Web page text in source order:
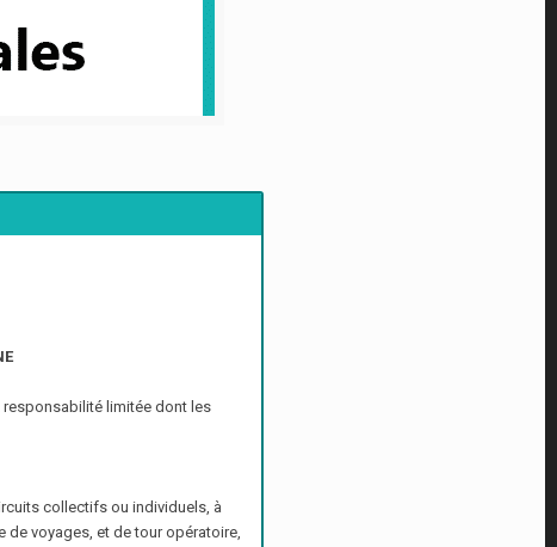
responsabilité limitée dont les
collectifs ou individuels, à
voyages, et de tour opératoire,